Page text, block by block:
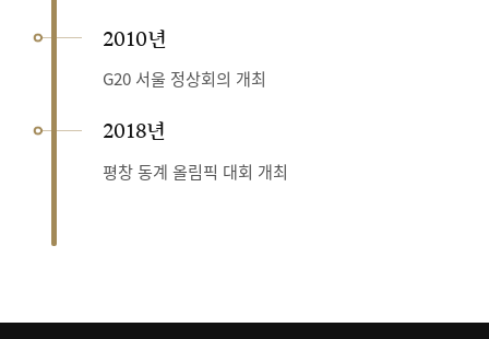
2010년
G20 서울 정상회의 개최
2018년
평창 동계 올림픽 대회 개최